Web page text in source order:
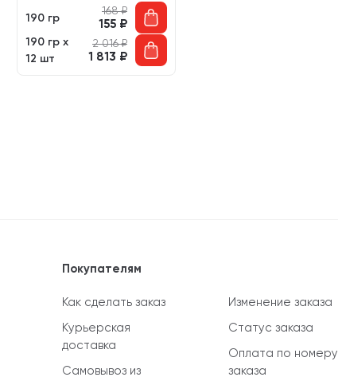
190 гр
168₽
155 ₽
190 гр х
12 шт
2 016₽
1 813 ₽
Покупателям
Как сделать заказ
Курьерская
доставка
Самовывоз из
Изменение заказа
Статус заказа
Оплата по номеру
заказа